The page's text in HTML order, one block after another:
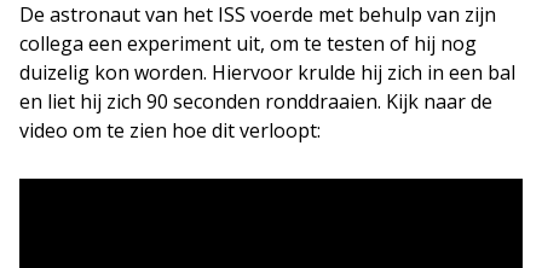
De astronaut van het ISS voerde met behulp van zijn
collega een experiment uit, om te testen of hij nog
duizelig kon worden. Hiervoor krulde hij zich in een bal
en liet hij zich 90 seconden ronddraaien. Kijk naar de
video om te zien hoe dit verloopt: